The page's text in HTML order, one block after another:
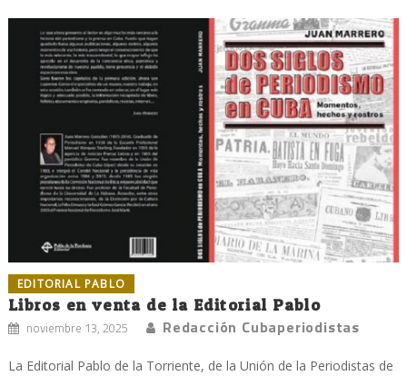
EDITORIAL PABLO
Libros en venta de la Editorial Pablo
noviembre 13, 2025 Redacción Cubaperiodistas
La Editorial Pablo de la Torriente, de la Unión de la Periodistas de